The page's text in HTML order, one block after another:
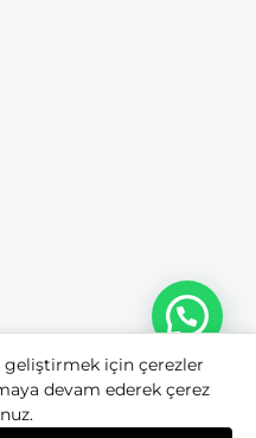
için çerezler
devam ederek çerez